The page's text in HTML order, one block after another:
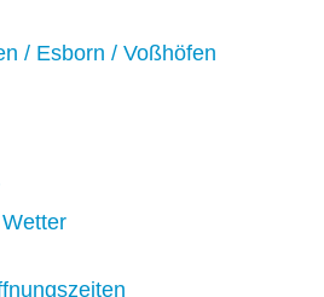
/ Esborn / Voßhöfen